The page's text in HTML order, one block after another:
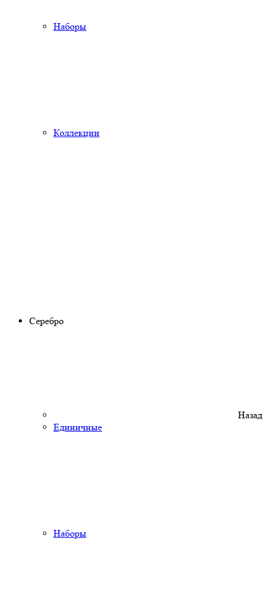
Наборы
Коллекции
Серебро
Назад
Единичные
Наборы